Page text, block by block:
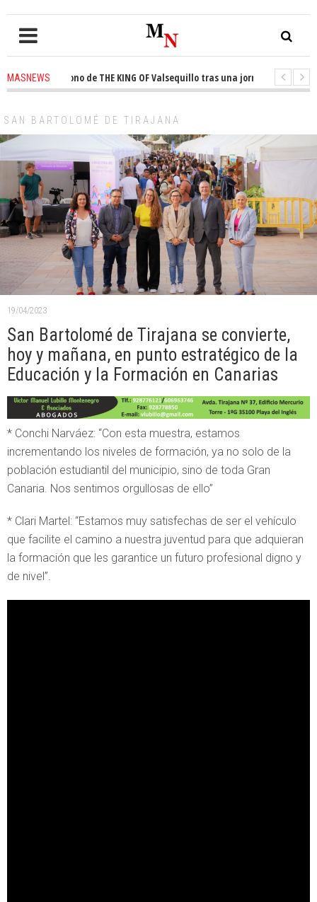
MASNEWS
trono de THE KING OF Valsequillo tras una jornada de baloncesto
SAN BARTOLOMÉ DE TIRAJANA
19/04/2023
San Bartolomé de Tirajana se convierte,
hoy y mañana, en punto estratégico de la
Educación y la Formación en Canarias
* Conchi Narváez: “Con esta muestra, estamos
incrementando los niveles de formación, ya no solo de la
población estudiantil del municipio, sino de toda Gran
Canaria. Nos sentimos orgullosas de ello”
* Clari Martel: “Estamos muy satisfechas de ser el vehículo
que facilite el camino a nuestra juventud para que adquieran
la formación que les garantice un futuro profesional digno y
de nivel”.